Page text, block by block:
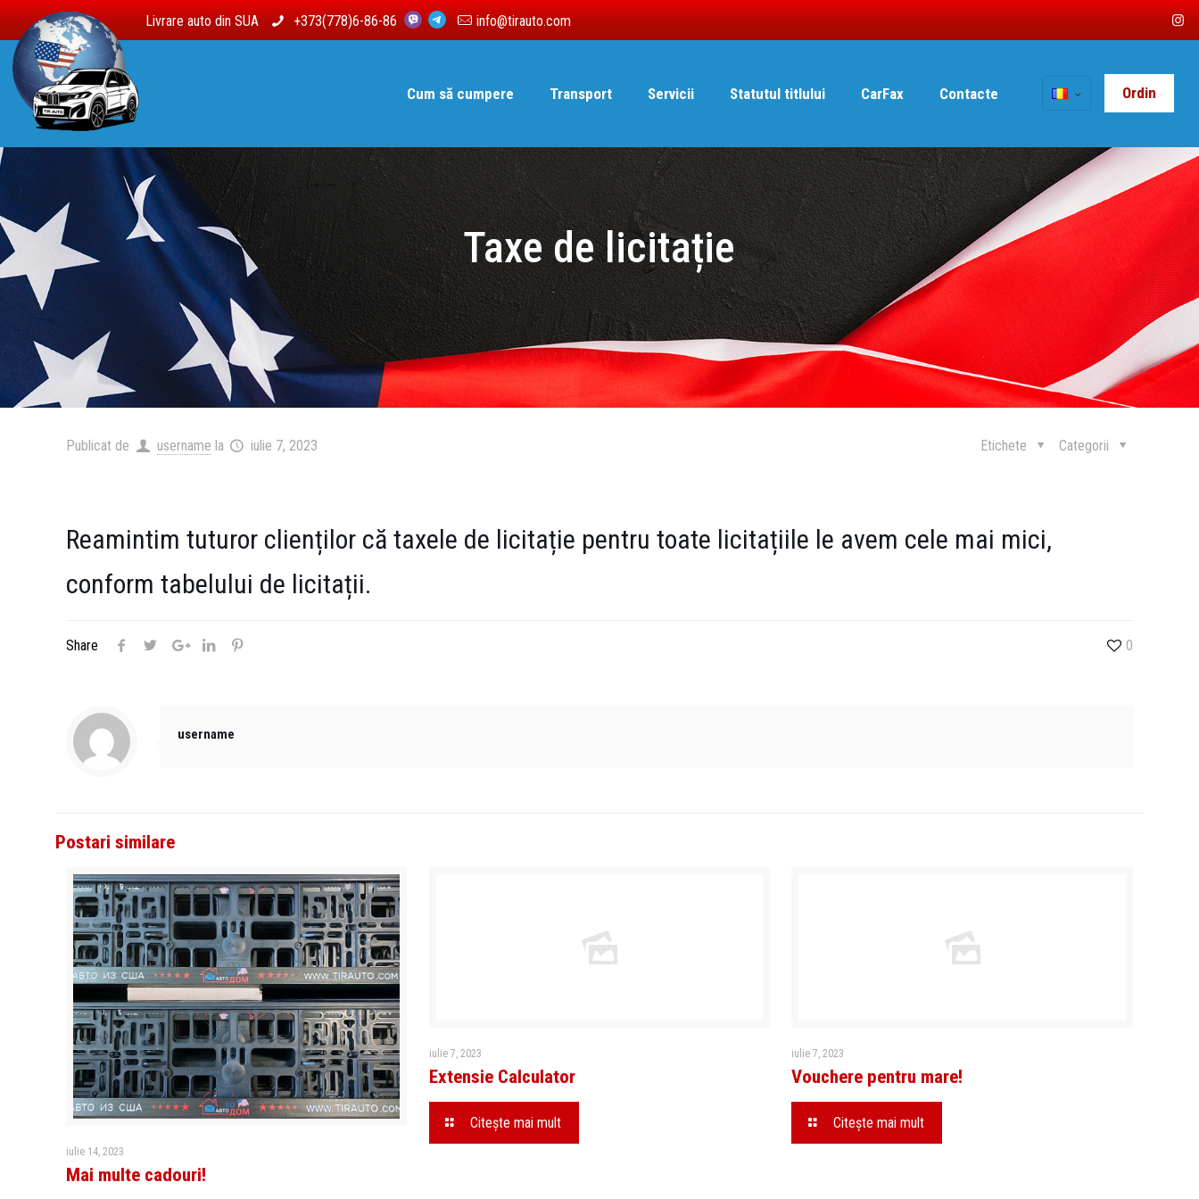
Livrare auto din SUA +373(778)6-86-86 info@tirauto.com
Cum să cumpere Transport Servicii Statutul titlului CarFax Contacte Ordin
Taxe de licitație
Publicat de username la iulie 7, 2023 Categorii
Etichete
Reamintim tuturor clienților că taxele de licitație pentru toate licitațiile le avem cele mai mici,
conform tabelului de licitații.
Share 0
username
Postari similare
iulie 14, 2023
Mai multe cadouri!
iulie 7, 2023
Extensie Calculator
Citeşte mai mult
iulie 7, 2023
Vouchere pentru mare!
Citeşte mai mult